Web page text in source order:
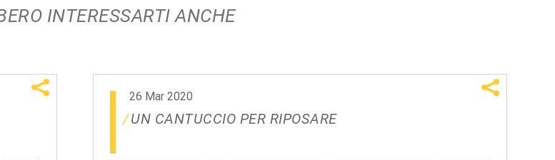
INTERESSARTI ANCHE
26 Mar 2020
UN CANTUCCIO PER RIPOSARE